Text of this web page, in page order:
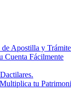
Apostilla y
Cuenta Fácilmente
tu